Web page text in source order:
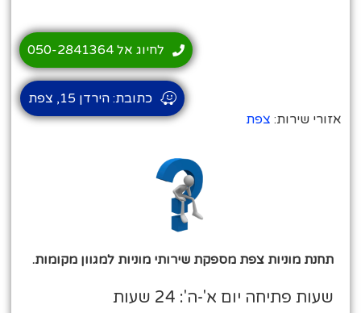
אזורי שירות:צפת
תחנת מוניות צפת מספקת שירותי מוניות למגוון מקומות.
שעות פתיחה יום א'-ה': 24 שעות
לחיוג אל 050-2841364
כתובת: הירדן 15, צפת